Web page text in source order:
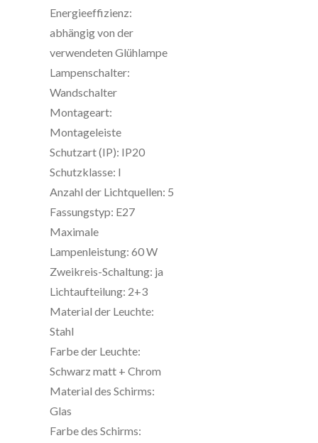
Energieeffizienz:
abhängig von der
verwendeten Glühlampe
Lampenschalter:
Wandschalter
Montageart:
Montageleiste
Schutzart (IP): IP20
Schutzklasse: I
Anzahl der Lichtquellen: 5
Fassungstyp: E27
Maximale
Lampenleistung: 60 W
Zweikreis-Schaltung: ja
Lichtaufteilung: 2+3
Material der Leuchte:
Stahl
Farbe der Leuchte:
Schwarz matt + Chrom
Material des Schirms:
Glas
Farbe des Schirms: